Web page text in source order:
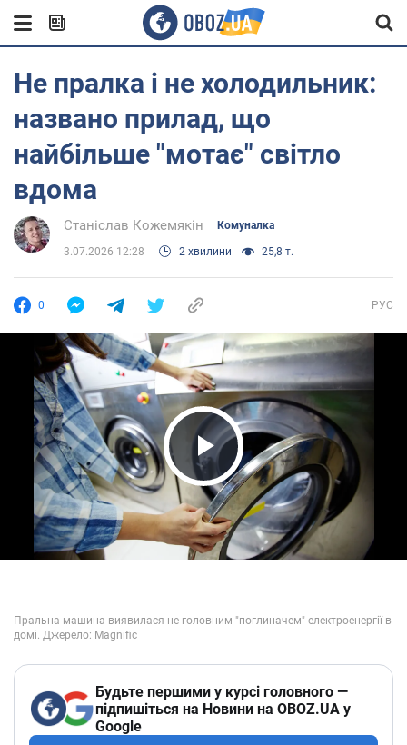
Не пралка і не холодильник:
названо прилад, що
найбільше "мотає" світло
вдома
Станіслав Кожемякін Комуналка
3.07.2026 12:28 2 хвилини 25,8 т.
0 РУС
Play Video
Будьте першими у курсі головного —
підпишіться на Новини на OBOZ.UA у
Google